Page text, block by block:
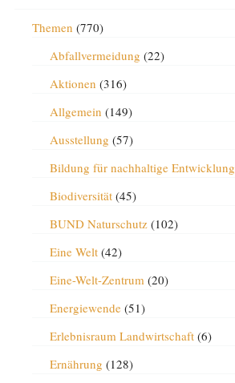
Themen (770)
Abfallvermeidung (22)
Aktionen (316)
Allgemein (149)
Ausstellung (57)
Bildung für nachhaltige Entwicklung
Biodiversität(45)
BUND Naturschutz(102)
Eine Welt(42)
Eine-Welt-Zentrum(20)
Energiewende(51)
Erlebnisraum Landwirtschaft(6)
Ernährung (128)